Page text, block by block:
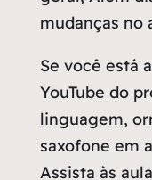
mudanças no
Se você está
YouTube do
linguagem,
saxofone em
Assista às